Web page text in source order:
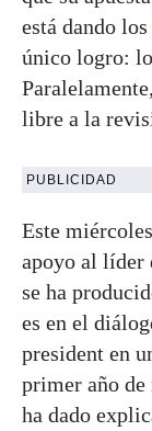
está dando
único logro:
libre a la
PUBLICIDAD
Este
apoyo al líder
se ha
es en el
president en
primer año
ha dado